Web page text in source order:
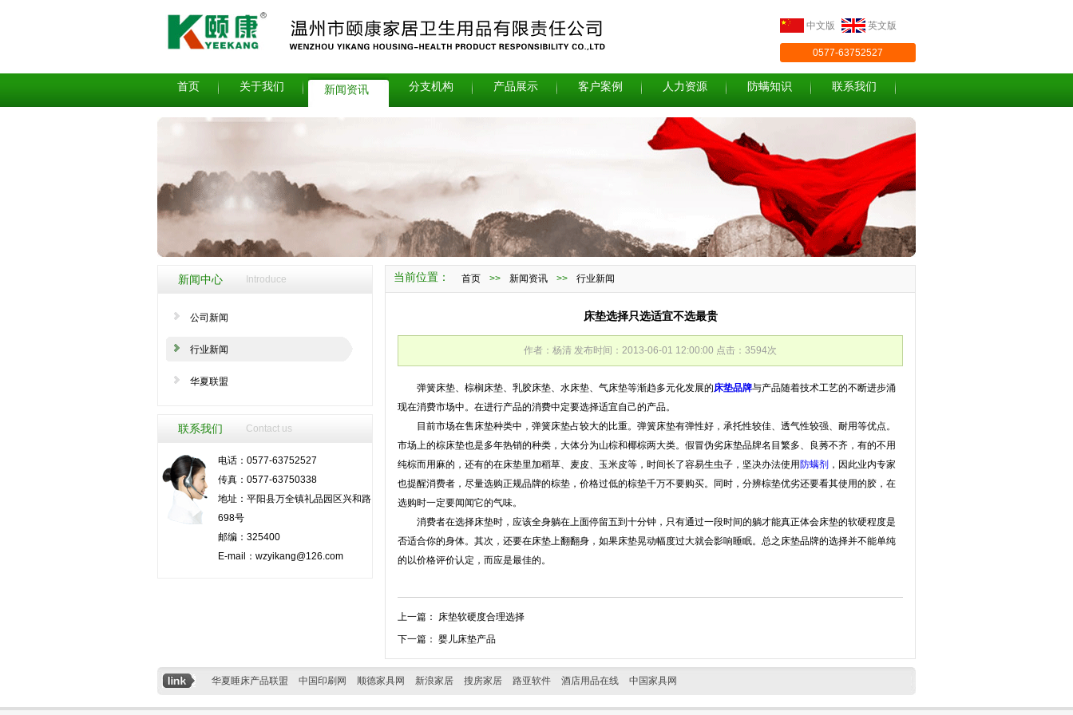
中文版 英文版
0577-63752527
首页 关于我们 新闻资讯 分支机构 产品展示 客户案例 人力资源 防螨知识 联系我们
新闻中心 Introduce
公司新闻
行业新闻
华夏联盟
联系我们 Contact us
电话：0577-63752527
传真：0577-63750338
地址：平阳县万全镇礼品园区兴和路
698号
邮编：325400
E-mail： wzyikang@126.com
当前位置： 首页 >> 新闻资讯 >> 行业新闻
床垫选择只选适宜不选最贵
作者：杨清 发布时间：2013-06-01 12:00:00 点击：3594次
弹簧床垫、棕榈床垫、乳胶床垫、水床垫、气床垫等渐趋多元化发展的床垫品牌与产品随着技术工艺的不断进步涌
现在消费市场中。在进行产品的消费中定要选择适宜自己的产品。
目前市场在售床垫种类中，弹簧床垫占较大的比重。弹簧床垫有弹性好，承托性较佳、透气性较强、耐用等优点。
市场上的棕床垫也是多年热销的种类，大体分为山棕和椰棕两大类。假冒伪劣床垫品牌名目繁多、良莠不齐，有的不用
纯棕而用麻的，还有的在床垫里加稻草、麦皮、玉米皮等，时间长了容易生虫子，坚决办法使用 防螨剂 ，因此业内专家
也提醒消费者，尽量选购正规品牌的棕垫，价格过低的棕垫千万不要购买。同时，分辨棕垫优劣还要看其使用的胶，在
选购时一定要闻闻它的气味。
消费者在选择床垫时，应该全身躺在上面停留五到十分钟，只有通过一段时间的躺才能真正体会床垫的软硬程度是
否适合你的身体。其次，还要在床垫上翻翻身，如果床垫晃动幅度过大就会影响睡眠。总之床垫品牌的选择并不能单纯
的以价格评价认定，而应是最佳的。
上一篇： 床垫软硬度合理选择
下一篇： 婴儿床垫产品
华夏睡床产品联盟 中国印刷网 顺德家具网 新浪家居 搜房家居 路亚软件 酒店用品在线 中国家具网